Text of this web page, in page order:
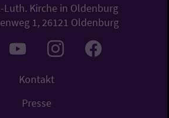
Luth. Kirche in Oldenburg
1, 26121 Oldenburg
Kontakt
Presse